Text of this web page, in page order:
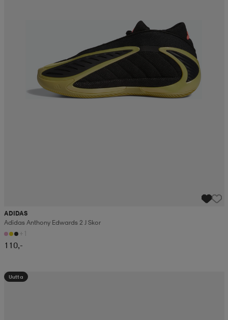
ADIDAS
Adidas Anthony Edwards 2 J Skor
+1
110,-
Uutta